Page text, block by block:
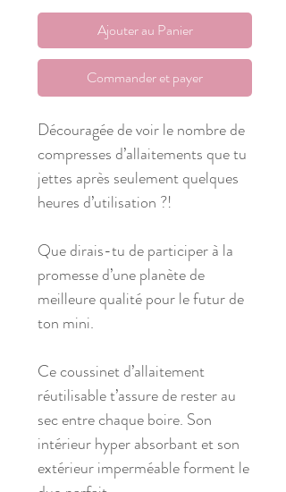
Ajouter au Panier
Commander et payer
Découragée de voir le nombre de
compresses d’allaitements que tu
jettes après seulement quelques
heures d’utilisation ?!
Que dirais-tu de participer à la
promesse d’une planète de
meilleure qualité pour le futur de
ton mini.
Ce coussinet d’allaitement
réutilisable t’assure de rester au
sec entre chaque boire. Son
intérieur hyper absorbant et son
extérieur imperméable forment le